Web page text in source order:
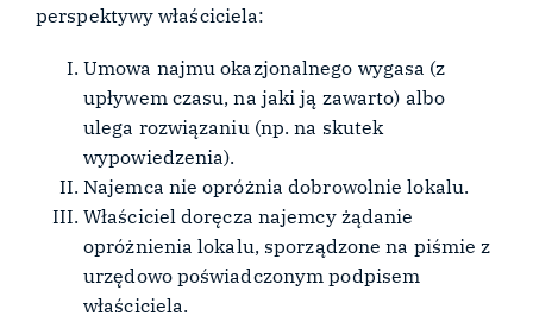
perspektywy właściciela:
Umowa najmu okazjonalnego wygasa (z
upływem czasu, na jaki ją zawarto) albo
ulega rozwiązaniu (np. na skutek
wypowiedzenia).
Najemca nie opróżnia dobrowolnie lokalu.
Właściciel doręcza najemcy żądanie
opróżnienia lokalu, sporządzone na piśmie z
urzędowo poświadczonym podpisem
właściciela.